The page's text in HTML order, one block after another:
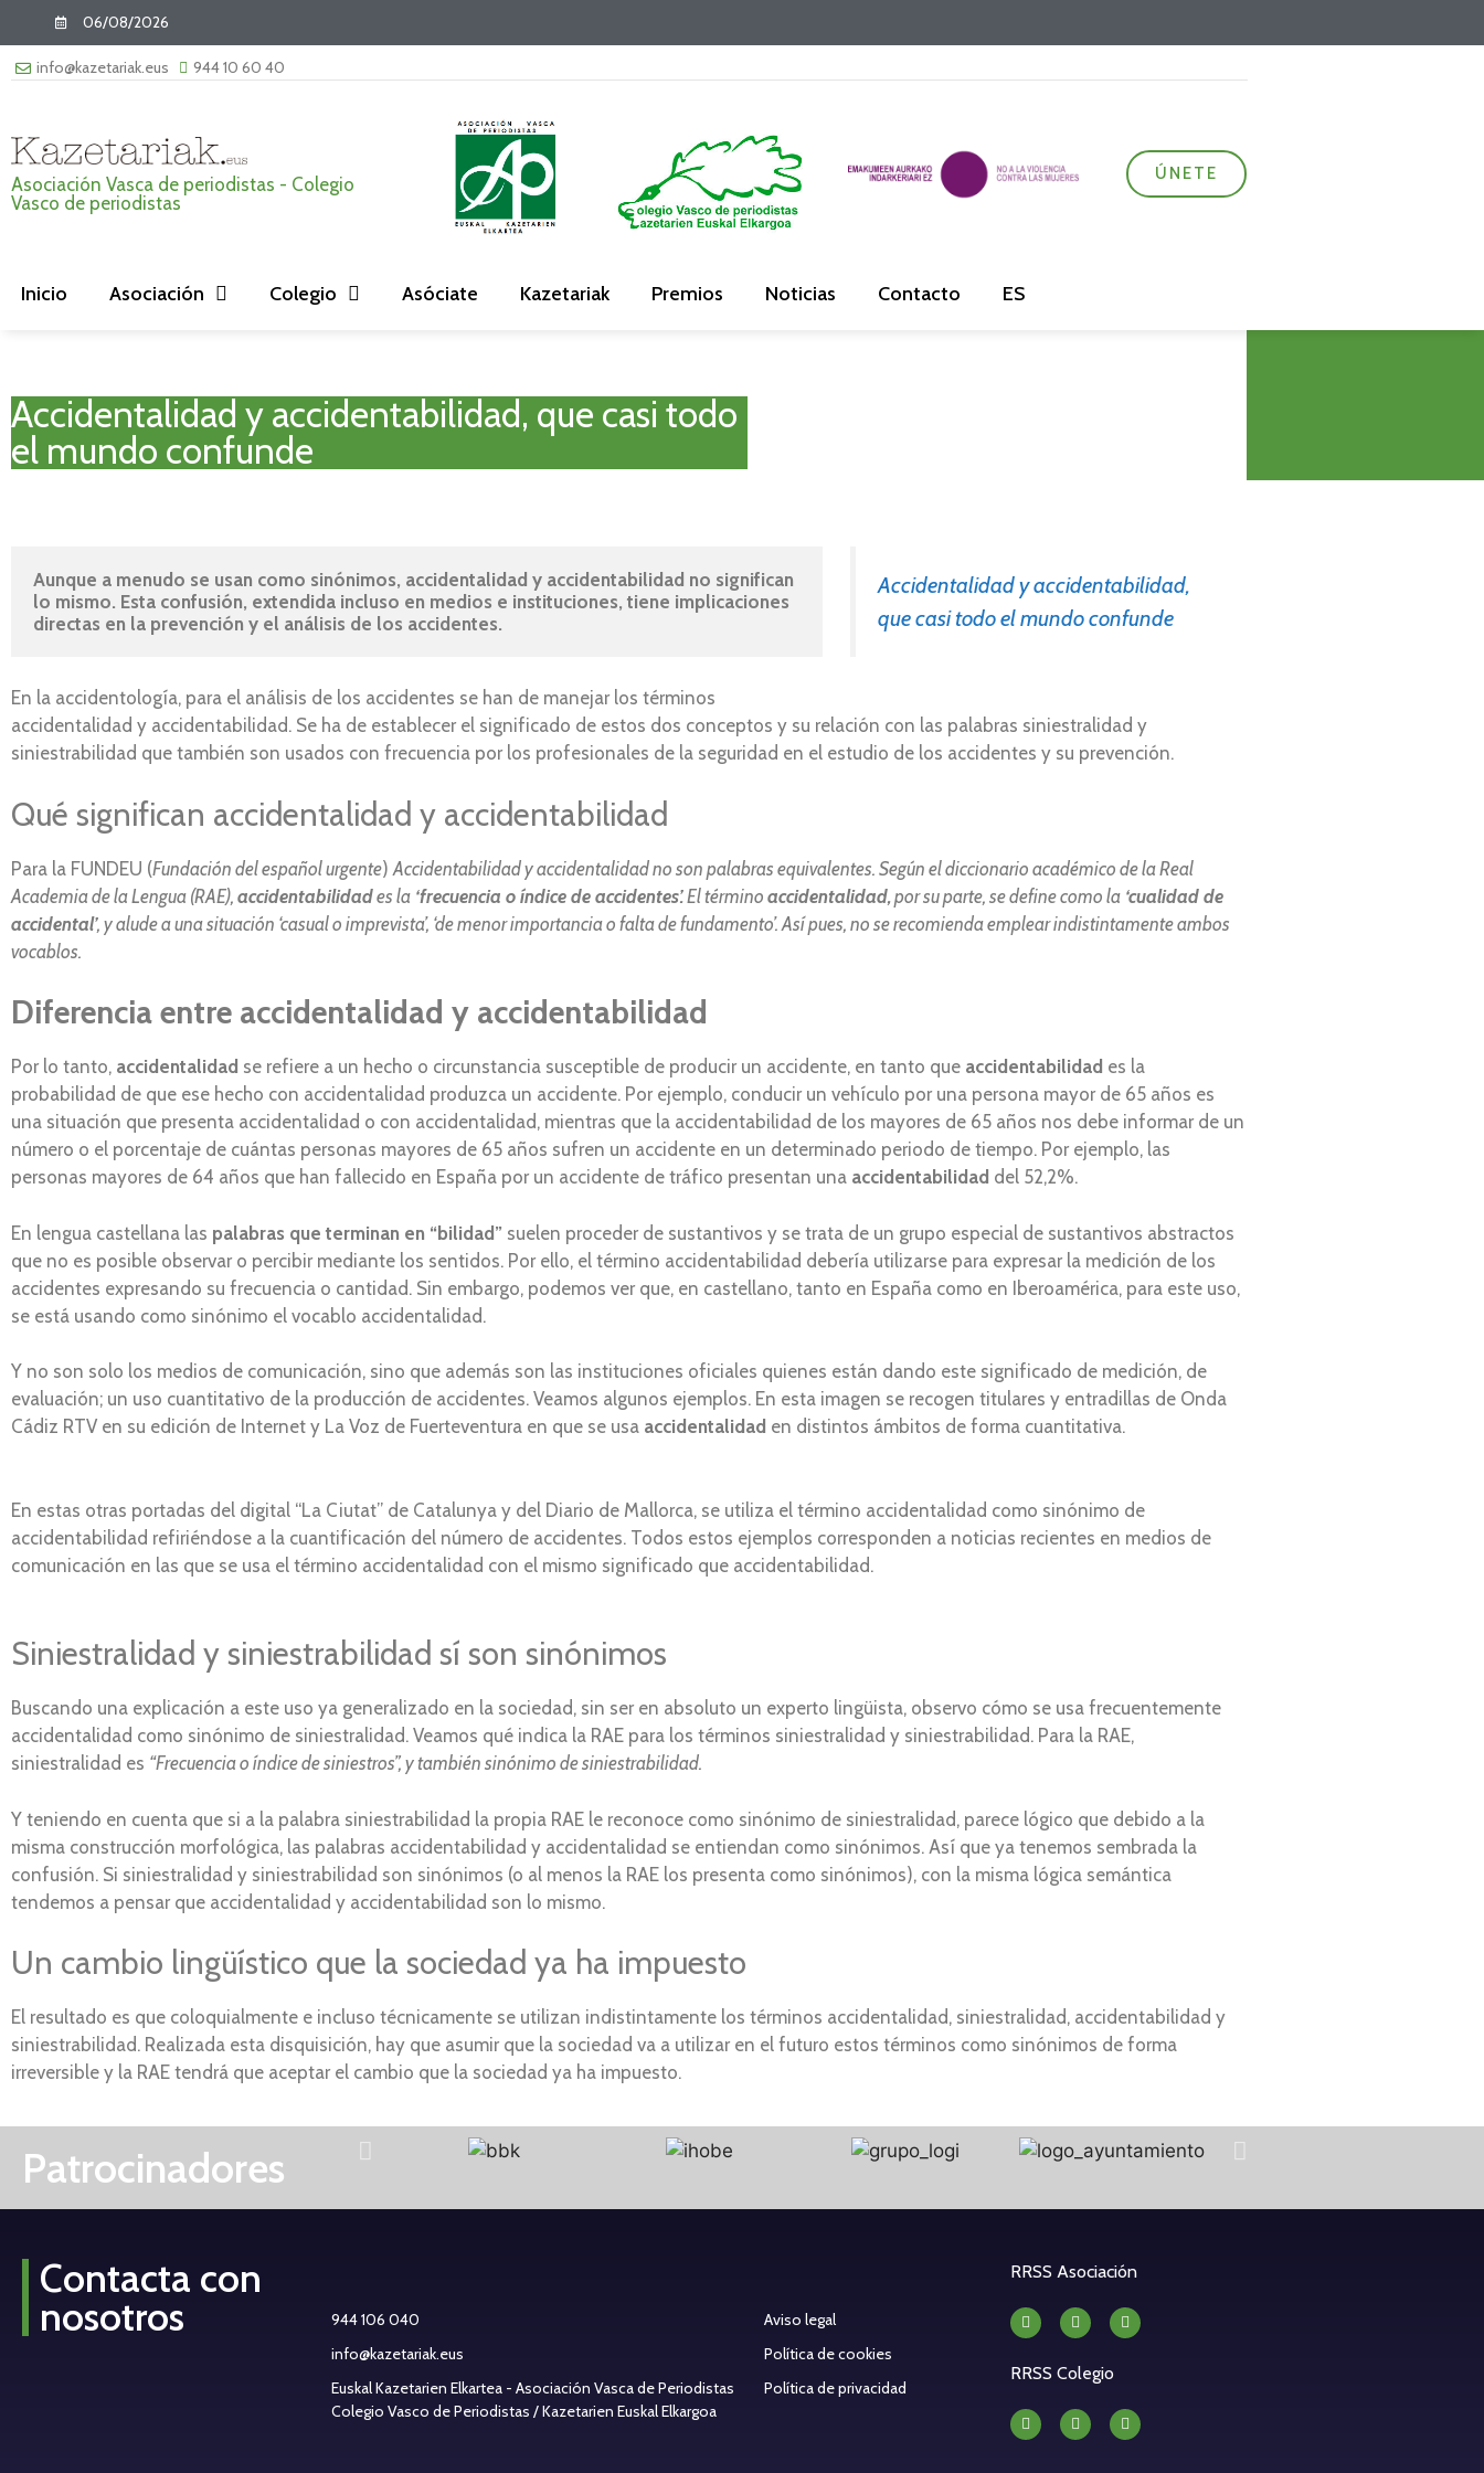
06/08/2026
info@kazetariak.eus 944 10 60 40
Asociación Vasca de periodistas - Colegio
Vasco de periodistas
ÚNETE
Inicio Asociación Colegio Asóciate Kazetariak Premios Noticias Contacto ES
Accidentalidad y accidentabilidad, que casi todo
el mundo confunde
Accidentalidad y accidentabilidad,
que casi todo el mundo confunde
Aunque a menudo se usan como sinónimos, accidentalidad y accidentabilidad no significan
lo mismo. Esta confusión, extendida incluso en medios e instituciones, tiene implicaciones
directas en la prevención y el análisis de los accidentes.
En la accidentología, para el análisis de los accidentes se han de manejar los términos
accidentalidad y accidentabilidad. Se ha de establecer el significado de estos dos conceptos y su relación con las palabras siniestralidad y
siniestrabilidad que también son usados con frecuencia por los profesionales de la seguridad en el estudio de los accidentes y su prevención.
Qué significan accidentalidad y accidentabilidad
Para la FUNDEU (Fundación del español urgente) Accidentabilidady accidentalidad no son palabras equivalentes. Según el diccionario académico de la Real
Academia de la Lengua (RAE), accidentabilidades la ‘frecuencia o índice de accidentes’.El término accidentalidad,por su parte, se define como la ‘cualidad de
accidental’, y alude a una situación ‘casual o imprevista’, ‘de menor importancia o falta de fundamento’. Así pues, no se recomienda emplear indistintamente ambos
vocablos.
Diferencia entre accidentalidad y accidentabilidad
Por lo tanto, accidentalidad se refiere a un hecho o circunstancia susceptible de producir un accidente, en tanto que accidentabilidad es la
probabilidad de que ese hecho con accidentalidad produzca un accidente. Por ejemplo, conducir un vehículo por una persona mayor de 65 años es
una situación que presenta accidentalidad o con accidentalidad, mientras que la accidentabilidad de los mayores de 65 años nos debe informar de un
número o el porcentaje de cuántas personas mayores de 65 años sufren un accidente en un determinado periodo de tiempo. Por ejemplo, las
personas mayores de 64 años que han fallecido en España por un accidente de tráfico presentan una accidentabilidad del 52,2%.
En lengua castellana las palabras que terminan en “bilidad” suelen proceder de sustantivos y se trata de un grupo especial de sustantivos abstractos
que no es posible observar o percibir mediante los sentidos. Por ello, el término accidentabilidad debería utilizarse para expresar la medición de los
accidentes expresando su frecuencia o cantidad. Sin embargo, podemos ver que, en castellano, tanto en España como en Iberoamérica, para este uso,
se está usando como sinónimo el vocablo accidentalidad.
Y no son solo los medios de comunicación, sino que además son las instituciones oficiales quienes están dando este significado de medición, de
evaluación; un uso cuantitativo de la producción de accidentes. Veamos algunos ejemplos. En esta imagen se recogen titulares y entradillas de Onda
Cádiz RTV en su edición de Internet y La Voz de Fuerteventura en que se usa accidentalidad en distintos ámbitos de forma cuantitativa.
En estas otras portadas del digital “La Ciutat” de Catalunya y del Diario de Mallorca, se utiliza el término accidentalidad como sinónimo de
accidentabilidad refiriéndose a la cuantificación del número de accidentes. Todos estos ejemplos corresponden a noticias recientes en medios de
comunicación en las que se usa el término accidentalidad con el mismo significado que accidentabilidad.
Siniestralidad y siniestrabilidad sí son sinónimos
Buscando una explicación a este uso ya generalizado en la sociedad, sin ser en absoluto un experto lingüista, observo cómo se usa frecuentemente
accidentalidad como sinónimo de siniestralidad. Veamos qué indica la RAE para los términos siniestralidad y siniestrabilidad. Para la RAE,
siniestralidad es “Frecuencia o índice de siniestros”, y también sinónimo de siniestrabilidad.
Y teniendo en cuenta que si a la palabra siniestrabilidad la propia RAE le reconoce como sinónimo de siniestralidad, parece lógico que debido a la
misma construcción morfológica, las palabras accidentabilidad y accidentalidad se entiendan como sinónimos. Así que ya tenemos sembrada la
confusión. Si siniestralidad y siniestrabilidad son sinónimos (o al menos la RAE los presenta como sinónimos), con la misma lógica semántica
tendemos a pensar que accidentalidad y accidentabilidad son lo mismo.
Un cambio lingüístico que la sociedad ya ha impuesto
El resultado es que coloquialmente e incluso técnicamente se utilizan indistintamente los términos accidentalidad, siniestralidad, accidentabilidad y
siniestrabilidad. Realizada esta disquisición, hay que asumir que la sociedad va a utilizar en el futuro estos términos como sinónimos de forma
irreversible y la RAE tendrá que aceptar el cambio que la sociedad ya ha impuesto.
Patrocinadores
Contacta con
nosotros
944 106 040
info@kazetariak.eus
Euskal Kazetarien Elkartea - Asociación Vasca de Periodistas
Colegio Vasco de Periodistas / Kazetarien Euskal Elkargoa
Aviso legal
Política de cookies
Política de privacidad
RRSS Asociación
RRSS Colegio